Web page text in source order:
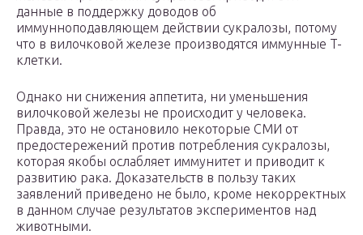
данные в поддержку доводов об
иммунноподавляющем действии сукралозы, потому
что в вилочковой железе производятся иммунные T-
клетки.
Однако ни снижения аппетита, ни уменьшения
вилочковой железы не происходит у человека.
Правда, это не остановило некоторые СМИ от
предостережений против потребления сукралозы,
которая якобы ослабляет иммунитет и приводит к
развитию рака. Доказательств в пользу таких
заявлений приведено не было, кроме некорректных
в данном случае результатов экспериментов над
животными.